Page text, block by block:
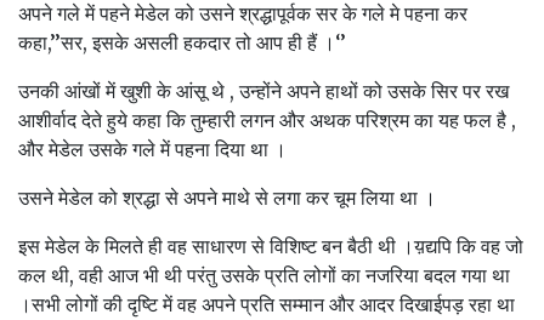
अपने गले में पहने मेडेल को उसने श्रद्धापूर्वक सर के गले मे पहना कर
कहा,’’सर, इसके असली हकदार तो आप ही हैं ।‘’
उनकी आंखों में खुशी के आंसू थे , उन्होंने अपने हाथों को उसके सिर पर रख
आशीर्वाद देते हुये कहा कि तुम्हारी लगन और अथक परिश्रम का यह फल है ,
और मेडेल उसके गले में पहना दिया था ।
उसने मेडेल को श्रद्धा से अपने माथे से लगा कर चूम लिया था ।
इस मेडेल के मिलते ही वह साधारण से विशिष्ट बन बैठी थी ।य़द्यपि कि वह जो
कल थी, वही आज भी थी परंतु उसके प्रति लोगों का नजरिया बदल गया था
।सभी लोगों की दृष्टि में वह अपने प्रति सम्मान और आदर दिखाईपड़ रहा था